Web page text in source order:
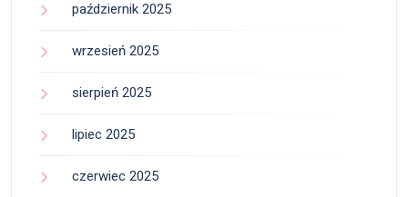
październik 2025
wrzesień 2025
sierpień 2025
lipiec 2025
czerwiec 2025